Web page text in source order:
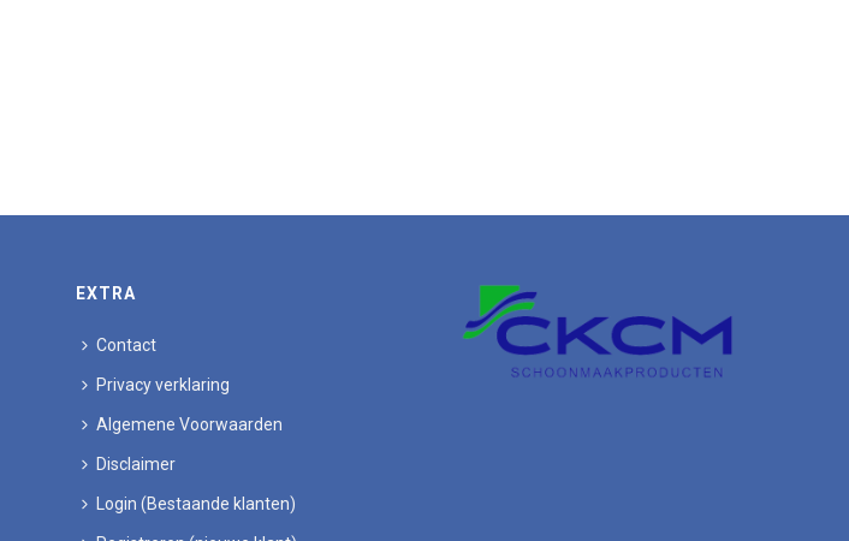
EXTRA
Contact
Privacy verklaring
Algemene Voorwaarden
Disclaimer
Login (Bestaande klanten)